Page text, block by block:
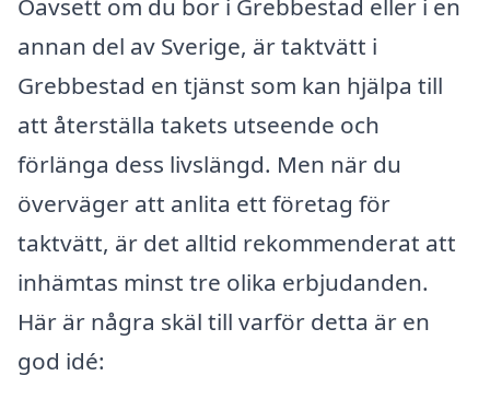
Oavsett om du bor i Grebbestad eller i en
annan del av Sverige, är taktvätt i
Grebbestad en tjänst som kan hjälpa till
att återställa takets utseende och
förlänga dess livslängd. Men när du
överväger att anlita ett företag för
taktvätt, är det alltid rekommenderat att
inhämtas minst tre olika erbjudanden.
Här är några skäl till varför detta är en
god idé: